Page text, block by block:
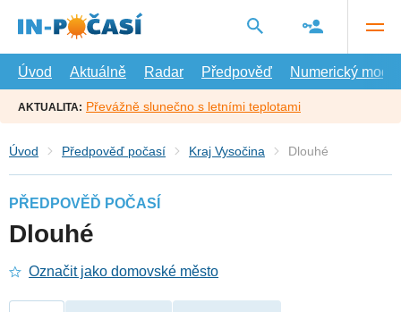
hlavní
Úvod
Aktuálně Radar Předpověď Numerický model
AKTUALITA: Převážně slunečno s letními teplotami
Úvod Předpověď počasí Kraj Vysočina Dlouhé
PŘEDPOVĚĎ POČASÍ
Dlouhé
Označit jako domovské město